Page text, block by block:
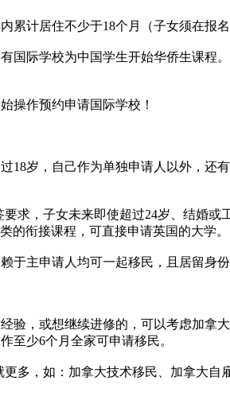
计居住不少于18个月（子女须在报
际学校为中国学生开始华侨生课程
操作预约申请国际学校！
岁，自己作为单独申请人以外，还
求，子女未来即使超过24岁、结婚
的衔接课程，可直接申请英国的大学。
于主申请人均可一起移民，且居留身份
，或想继续进修的，可以考虑加拿
至少6个月全家可申请移民。
多，如：加拿大技术移民、加拿大